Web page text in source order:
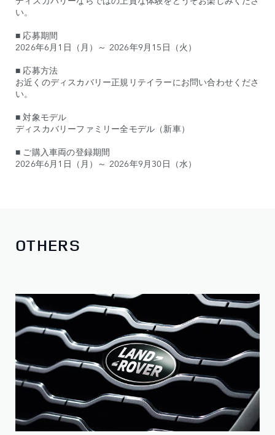
い。
■ 応募期間
2026年6月1日（月）～ 2026年9月15日（火）
■ 応募方法
お近くのディスカバリー正規リテイラーにお問い合わせくださ
い。
■ 対象モデル
ディスカバリーファミリー全モデル（新車）
■ ご購入車両の登録期間
2026年6月1日（月）～ 2026年9月30日（水）
OTHERS